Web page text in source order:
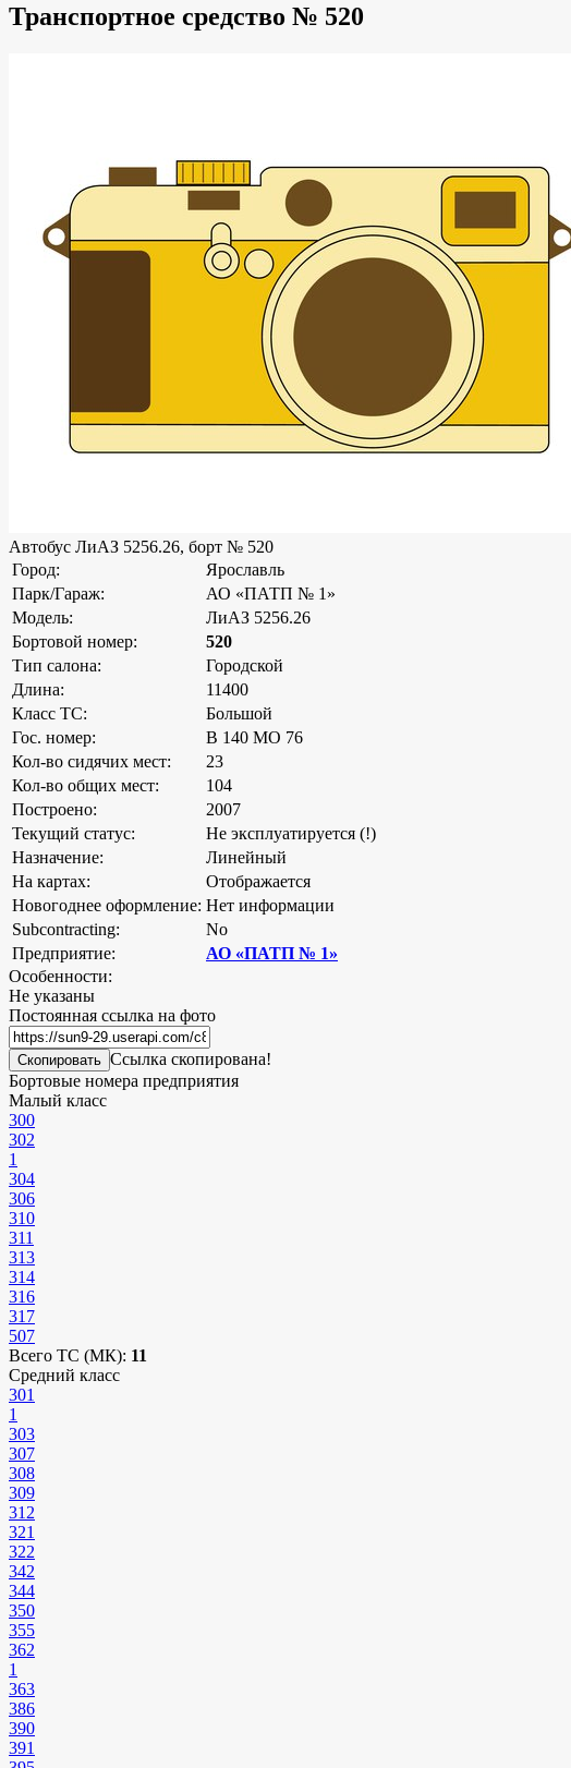
Транспортное средство № 520
Автобус ЛиАЗ 5256.26, борт № 520
Город:
Ярославль
Парк/Гараж:
АО «ПАТП № 1»
Модель:
ЛиАЗ 5256.26
Бортовой номер:
520
Тип салона:
Городской
Длина:
11400
Класс ТС:
Большой
Гос. номер:
В 140 МО 76
Кол-во сидячих мест:
23
Кол-во общих мест:
104
Построено:
2007
Текущий статус:
Не эксплуатируется (!)
Назначение:
Линейный
На картах:
Отображается
Новогоднее оформление: Нет информации
Subcontracting:
No
Предприятие:
АО «ПАТП № 1»
Особенности:
Не указаны
Постоянная ссылка на фото
Скопировать Ссылка скопирована!
Бортовые номера предприятия
Малый класс
300
302
1
304
306
310
311
313
314
316
317
507
Всего ТС (МК): 11
Средний класс
301
1
303
307
308
309
312
321
322
342
344
350
355
362
1
363
386
390
391